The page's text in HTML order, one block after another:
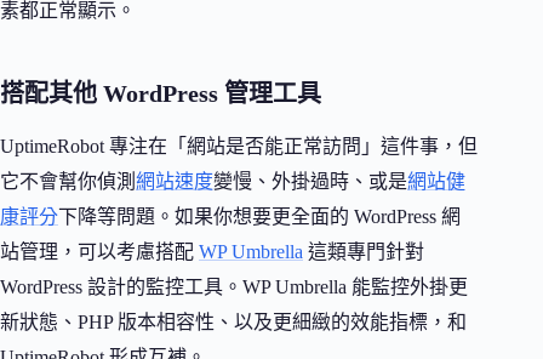
素都正常顯示。
搭配其他 WordPress 管理工具
UptimeRobot 專注在「網站是否能正常訪問」這件事，但
它不會幫你偵測 網站速度變慢、外掛過時、或是網站健
康評分下降等問題。如果你想要更全面的 WordPress 網
站管理，可以考慮搭配 WP Umbrella 這類專門針對
WordPress 設計的監控工具。WP Umbrella 能監控外掛更
新狀態、PHP 版本相容性、以及更細緻的效能指標，和